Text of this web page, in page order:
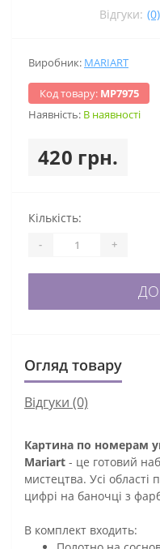
Відгуки: (0)
Виробник: MARIART
Код товару: МР7975
Наявність: В наявності
420 грн.
Кількість:
- +
Огляд товару
Відгуки (0)
Картина по номерам
Mariart - це готовий
мистецтва. Усі області
цифрі на баночці з
В комплект входить: